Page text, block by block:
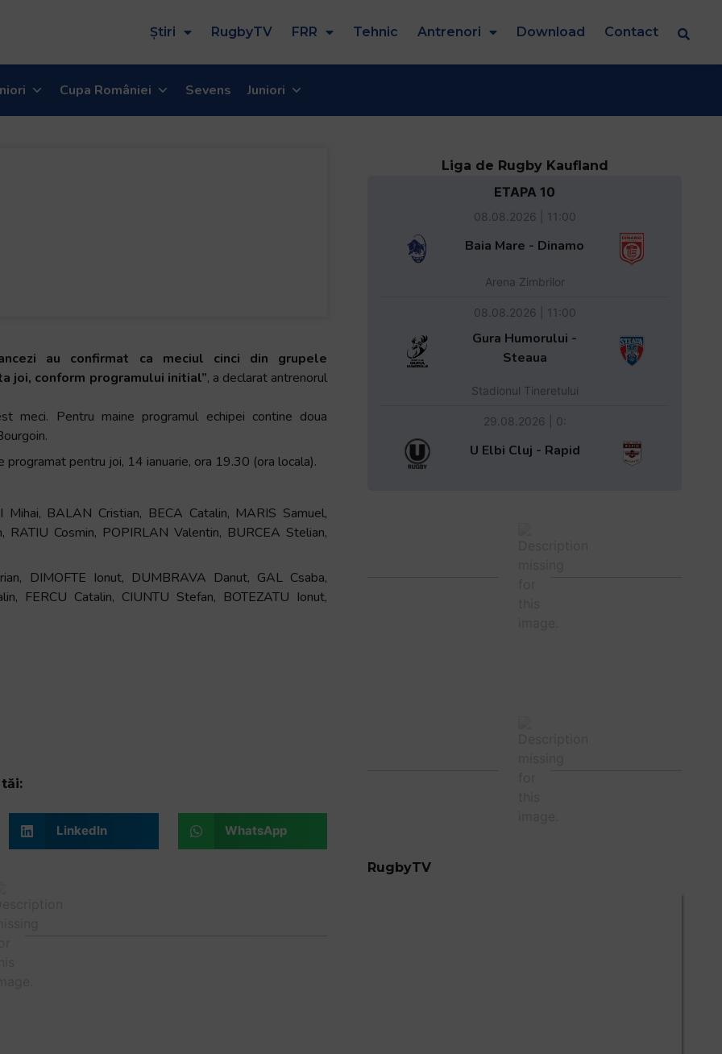
Știri RugbyTV FRR Tehnic Antrenori Download Contact
Cupa României Sevens Juniori
au confirmat ca meciul cinci din grupele
joi, conform programului initial”, a declarat antrenorul
Pentru maine programul echipei contine doua
pentru joi, 14 ianuarie, ora 19.30 (ora locala).
BALAN Cristian, BECA Catalin, MARIS Samuel,
Cosmin, POPIRLAN Valentin, BURCEA Stelian,
DIMOFTE Ionut, DUMBRAVA Danut, GAL Csaba,
FERCU Catalin, CIUNTU Stefan, BOTEZATU Ionut,
LinkedIn WhatsApp
Liga de Rugby Kaufland
ETAPA 10
08.08.2026 | 11:00
Baia Mare - Dinamo
Arena Zimbrilor
08.08.2026 | 11:00
Gura Humorului -
Steaua
Stadionul Tineretului
29.08.2026 | 0:
U Elbi Cluj - Rapid
RugbyTV